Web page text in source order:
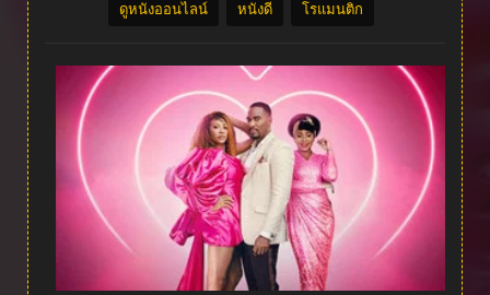
ดูหนังออนไลน์ หนังดี โรแมนติก